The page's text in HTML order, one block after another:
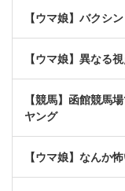
【ウマ娘】バクシ
【ウマ娘】異なる
【競馬】函館競馬
ヤング
【ウマ娘】なんか